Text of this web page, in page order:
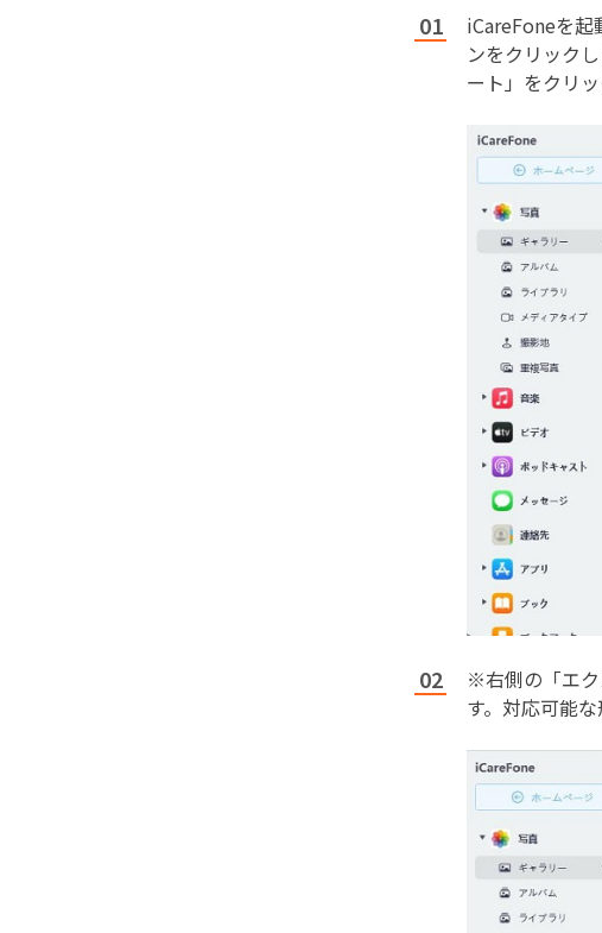
iCareFoneを起
ンをクリック
ート」をクリッ
※右側の「エク
す。対応可能